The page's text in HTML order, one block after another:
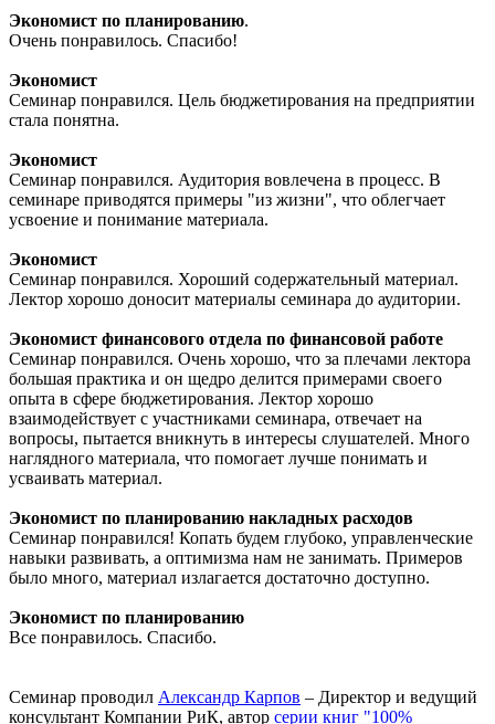
Экономист по планированию.
Очень понравилось. Спасибо!
Экономист
Семинар понравился. Цель бюджетирования на предприятии
стала понятна.
Экономист
Семинар понравился. Аудитория вовлечена в процесс. В
семинаре приводятся примеры "из жизни", что облегчает
усвоение и понимание материала.
Экономист
Семинар понравился. Хороший содержательный материал.
Лектор хорошо доносит материалы семинара до аудитории.
Экономист финансового отдела по финансовой работе
Семинар понравился. Очень хорошо, что за плечами лектора
большая практика и он щедро делится примерами своего
опыта в сфере бюджетирования. Лектор хорошо
взаимодействует с участниками семинара, отвечает на
вопросы, пытается вникнуть в интересы слушателей. Много
наглядного материала, что помогает лучше понимать и
усваивать материал.
Экономист по планированию накладных расходов
Семинар понравился! Копать будем глубоко, управленческие
навыки развивать, а оптимизма нам не занимать. Примеров
было много, материал излагается достаточно доступно.
Экономист по планированию
Все понравилось. Спасибо.
Семинар проводил Александр Карпов – Директор и ведущий
консультант Компании РиК, автор серии книг "100%